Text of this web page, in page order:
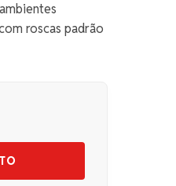
roscas padrão